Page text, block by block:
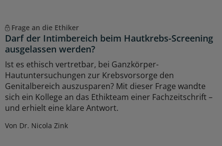
Frage an die Ethiker
Darf der Intimbereich beim Hautkrebs-Screening
ausgelassen werden?
Ist es ethisch vertretbar, bei Ganzkörper-
Hautuntersuchungen zur Krebsvorsorge den
Genitalbereich auszusparen? Mit dieser Frage wandte
sich ein Kollege an das Ethikteam einer Fachzeitschrift –
und erhielt eine klare Antwort.
Von Dr. Nicola Zink